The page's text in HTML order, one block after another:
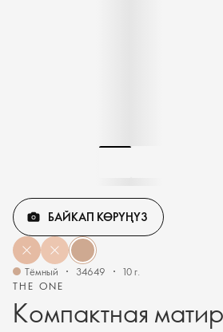
THE ONE
Компактная
БАЙКАП КӨРҮҢҮЗ
Тёмный 34649 10 г.